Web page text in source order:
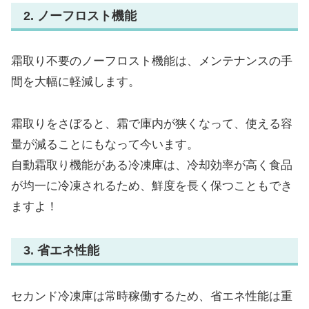
2. ノーフロスト機能
霜取り不要のノーフロスト機能は、メンテナンスの手
間を大幅に軽減します。
霜取りをさぼると、霜で庫内が狭くなって、使える容
量が減ることにもなって今います。
自動霜取り機能がある冷凍庫は、冷却効率が高く食品
が均一に冷凍されるため、鮮度を長く保つこともでき
ますよ！
3. 省エネ性能
セカンド冷凍庫は常時稼働するため、省エネ性能は重